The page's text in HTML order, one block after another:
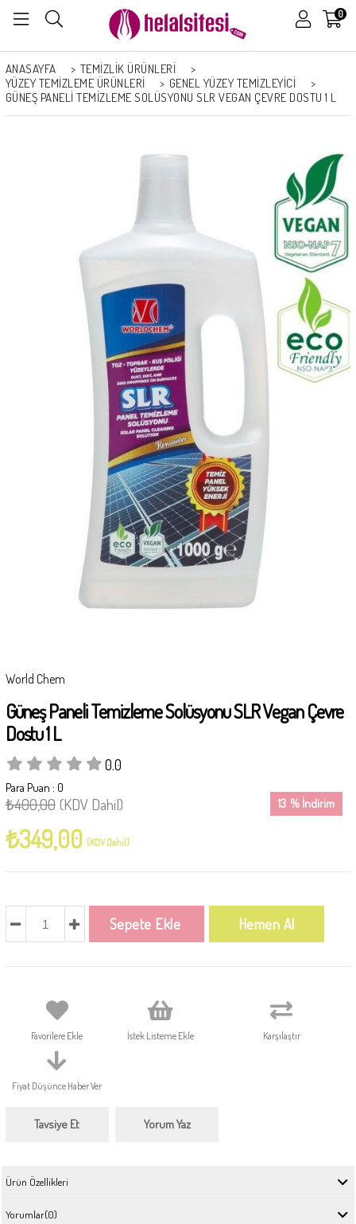
0
ANASAYFA > TEMİZLİK ÜRÜNLERİ
>
YÜZEY TEMIZLEME ÜRÜNLERI
> GENEL YÜZEY TEMIZLEYICI
>
GÜNEŞ PANELI TEMIZLEME SOLÜSYONU SLR VEGAN ÇEVRE DOSTU 1 L
World Chem
Güneş Paneli Temizleme Solüsyonu SLR Vegan Çevre
Dostu 1 L
0.0
Para Puan : 0
%
13 İndirim
₺400,00 (KDV Dahil)
₺349,00 (KDV Dahil)
Favorilere Ekle İstek Listeme Ekle Karşılaştır
Fiyat Düşünce Haber Ver
Tavsiye Et Yorum Yaz
Ürün Özellikleri
Yorumlar(0)